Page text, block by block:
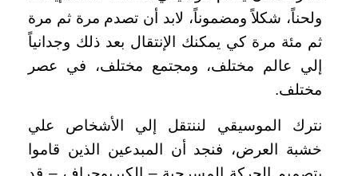
ولحناً، شكلاً ومضموناً، لابد أن تصدم مرة ثم مرة
ثم مئة مرة كي يمكنك الإنتقال بعد ذلك وجدانياً
إلي عالم مختلف، ومجتمع مختلف، في عصر
مختلف.
نترك الموسيقي لننتقل إلي الأشخاص علي
خشبة العرض، فنجد أن المبدعين الذين قاموا